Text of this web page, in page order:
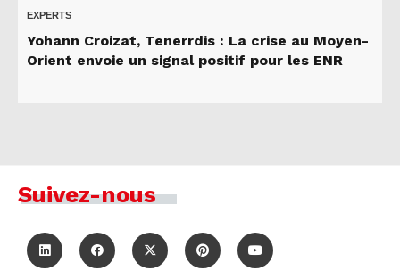
EXPERTS
Yohann Croizat, Tenerrdis : La crise au Moyen-
Orient envoie un signal positif pour les ENR
Suivez-nous